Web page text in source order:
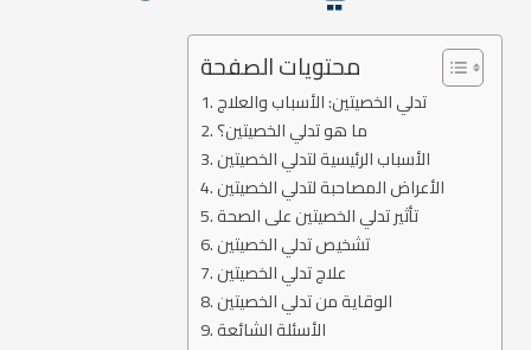
محتويات الصفحة
تدلي الخصيتين: الأسباب والعلاج
ما هو تدلي الخصيتين؟
الأسباب الرئيسية لتدلي الخصيتين
الأعراض المصاحبة لتدلي الخصيتين
تأثير تدلي الخصيتين على الصحة
تشخيص تدلي الخصيتين
علاج تدلي الخصيتين
الوقاية من تدلي الخصيتين
الأسئلة الشائعة